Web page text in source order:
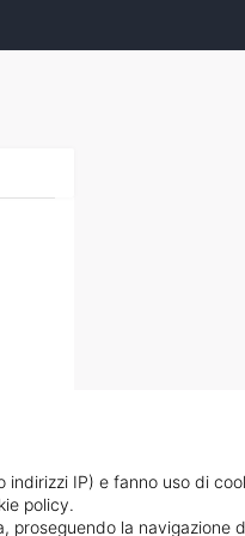
IP) e fanno uso di
policy.
proseguendo la navigazione